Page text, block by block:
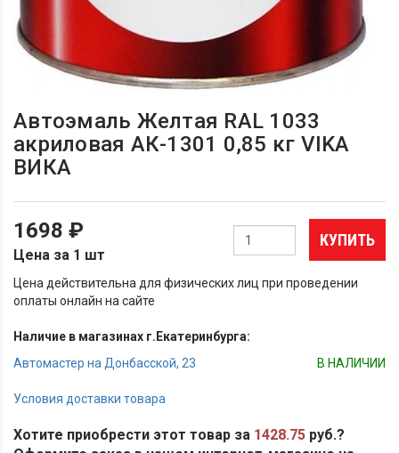
Автоэмаль Желтая RAL 1033
акриловая АК-1301 0,85 кг VIKA
ВИКА
1698 ₽
Цена за 1 шт
КУПИТЬ
Цена действительна для физических лиц при проведении
оплаты онлайн на сайте
Наличие в магазинах г.Екатеринбурга:
Автомастер на Донбасской, 23
В НАЛИЧИИ
Условия доставки товара
Хотите приобрести этот товар за 1428.75 руб.?